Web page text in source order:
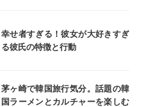
幸せ者すぎる！彼女が大好きすぎ
る彼氏の特徴と行動
茅ヶ崎で韓国旅行気分。話題の韓
国ラーメンとカルチャーを楽しむ